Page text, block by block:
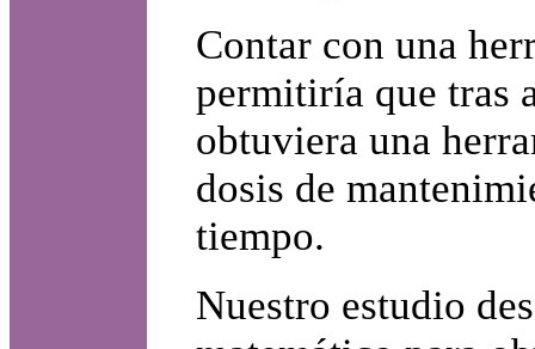
Contar con una
permitiría que tras
obtuviera una
dosis de
tiempo.
Nuestro estudio